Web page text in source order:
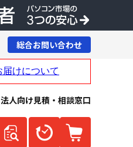
法人向け見積・相談窓口
総合お問い合わせ